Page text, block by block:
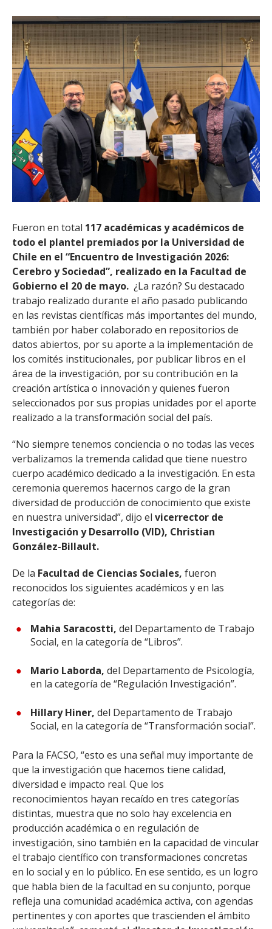
Fueron en total 117 académicas y académicos de
todo el plantel premiados por la Universidad de
Chile en el “Encuentro de Investigación 2026:
Cerebro y Sociedad”, realizado en la Facultad de
Gobierno el 20 de mayo. ¿La razón? Su destacado
trabajo realizado durante el año pasado publicando
en las revistas científicas más importantes del mundo,
también por haber colaborado en repositorios de
datos abiertos, por su aporte a la implementación de
los comités institucionales, por publicar libros en el
área de la investigación, por su contribución en la
creación artística o innovación y quienes fueron
seleccionados por sus propias unidades por el aporte
realizado a la transformación social del país.
“No siempre tenemos conciencia o no todas las veces
verbalizamos la tremenda calidad que tiene nuestro
cuerpo académico dedicado a la investigación. En esta
ceremonia queremos hacernos cargo de la gran
diversidad de producción de conocimiento que existe
en nuestra universidad”, dijo el vicerrector de
Investigación y Desarrollo (VID), Christian
González-Billault.
De la Facultad de Ciencias Sociales, fueron
reconocidos los siguientes académicos y en las
categorías de:
Mahia Saracostti, del Departamento de Trabajo
Social, en la categoría de “Libros”.
Mario Laborda, del Departamento de Psicología,
en la categoría de “Regulación Investigación”.
Hillary Hiner, del Departamento de Trabajo
Social, en la categoría de “Transformación social”.
Para la FACSO, “esto es una señal muy importante de
que la investigación que hacemos tiene calidad,
diversidad e impacto real. Que los
reconocimientos hayan recaído en tres categorías
distintas, muestra que no solo hay excelencia en
producción académica o en regulación de
investigación, sino también en la capacidad de vincular
el trabajo científico con transformaciones concretas
en lo social y en lo público. En ese sentido, es un logro
que habla bien de la facultad en su conjunto, porque
refleja una comunidad académica activa, con agendas
pertinentes y con aportes que trascienden el ámbito